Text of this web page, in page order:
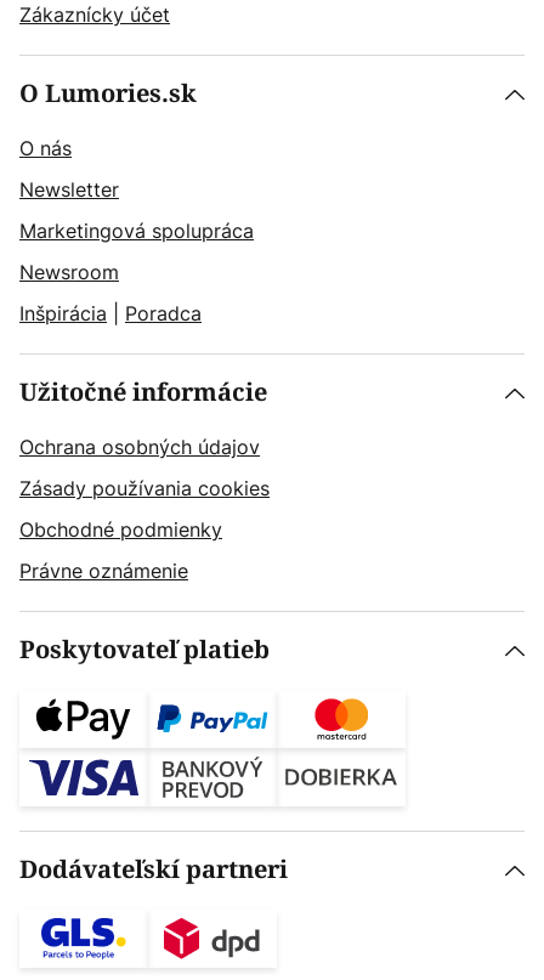
Zákaznícky účet
O Lumories.sk
O nás
Newsletter
Marketingová spolupráca
Newsroom
Inšpirácia
Poradca
Užitočné informácie
Ochrana osobných údajov
Zásady používania cookies
Obchodné podmienky
Právne oznámenie
Poskytovateľ platieb
Dodávateľskí partneri